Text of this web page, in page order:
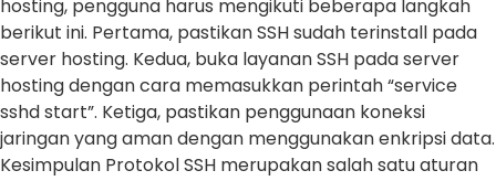
hosting, pengguna harus mengikuti beberapa langkah
berikut ini. Pertama, pastikan SSH sudah terinstall pada
server hosting. Kedua, buka layanan SSH pada server
hosting dengan cara memasukkan perintah “service
sshd start”. Ketiga, pastikan penggunaan koneksi
jaringan yang aman dengan menggunakan enkripsi data.
Kesimpulan Protokol SSH merupakan salah satu aturan